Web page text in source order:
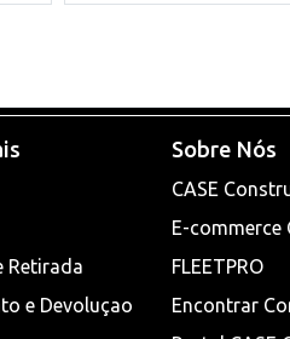
Retirada
e Devoluçao
Sobre Nós
CASE
E-commerce
FLEETPRO
Encontrar